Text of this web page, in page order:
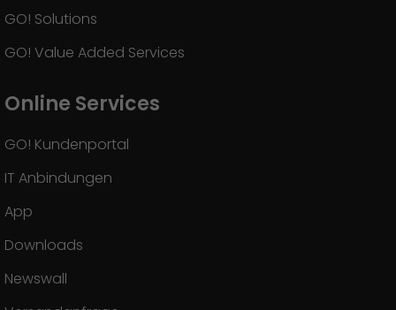
GO! Solutions
GO! Value Added Services
Online Services
GO! Kundenportal
IT Anbindungen
App
Downloads
Newswall